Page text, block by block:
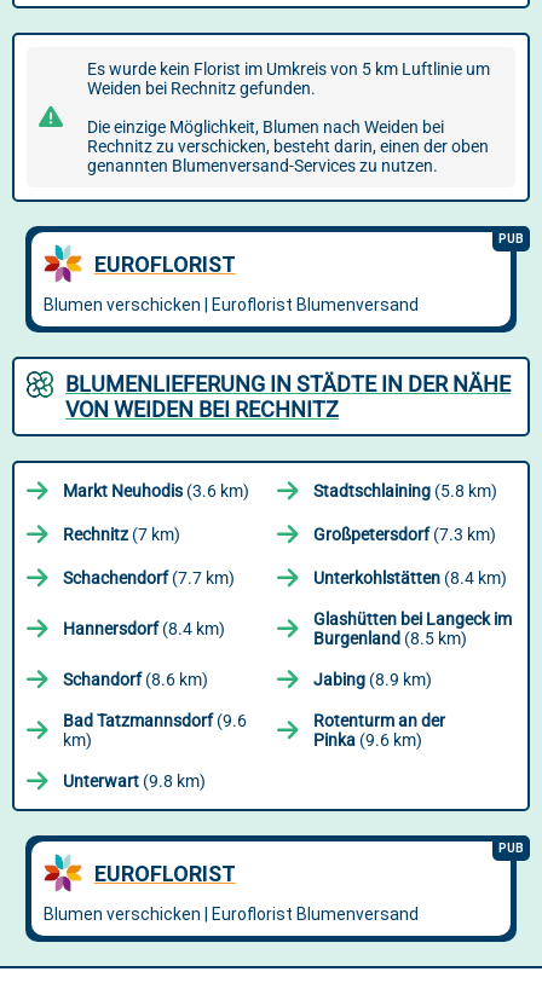
Es wurde kein Florist im Umkreis von 5 km Luftlinie um
Weiden bei Rechnitz gefunden.
Die einzige Möglichkeit, Blumen nach Weiden bei
Rechnitz zu verschicken, besteht darin, einen der oben
genannten Blumenversand-Services zu nutzen.
BLUMENLIEFERUNG IN STÄDTE IN DER NÄHE
VON WEIDEN BEI RECHNITZ
Markt Neuhodis (3.6 km) Stadtschlaining (5.8 km)
Rechnitz (7 km) Großpetersdorf(7.3 km)
Schachendorf(7.7 km) Unterkohlstätten (8.4 km)
Hannersdorf(8.4 km)
Glashütten bei Langeck im
Burgenland (8.5 km)
Schandorf(8.6 km) Jabing (8.9 km)
Bad Tatzmannsdorf(9.6
km)
Rotenturm an der
Pinka (9.6 km)
Unterwart (9.8 km)